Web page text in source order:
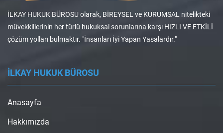
İLKAY HUKUK BÜROSU olarak, BİREYSEL ve KURUMSAL nitelikteki
müvekkillerinin her türlü hukuksal sorunlarına karşı HIZLI VE ETKİLİ
çözüm yolları bulmaktır. "İnsanları İyi Yapan Yasalardır."
İLKAY HUKUK BÜROSU
Anasayfa
Hakkımızda